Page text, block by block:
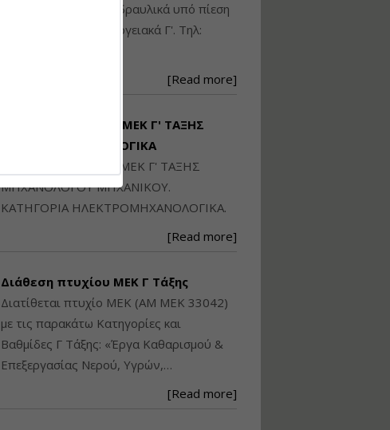
Μηχανικού: Η/Μ Γ', Υδραυλικά υπό πίεση
Β', Βιομηχανικά - Ενεργειακά Γ'. Τηλ:
[Read more]
ΔΙΑΤΙΘΕΤΑΙ ΠΤΥΧΙΟ ΜΕΚ Γ' ΤΑΞΗΣ
ΗΛΕΚΤΡΟΜΗΧΑΝΟΛΟΓΙΚΑ
ΔΙΑΤΙΘΕΤΑΙ ΠΤΥΧΙΟ ΜΕΚ Γ' ΤΑΞΗΣ
ΜΗΧΑΝΟΛΟΓΟΥ ΜΗΧΑΝΙΚΟΥ.
ΚΑΤΗΓΟΡΙΑ ΗΛΕΚΤΡΟΜΗΧΑΝΟΛΟΓΙΚΑ.
[Read more]
Διάθεση πτυχίου ΜΕΚ Γ Τάξης
Διατίθεται πτυχίο ΜΕΚ (ΑΜ ΜΕΚ 33042)
με τις παρακάτω Κατηγορίες και
Βαθμίδες Γ Τάξης: «Έργα Καθαρισμού &
Επεξεργασίας Νερού, Υγρών,…
[Read more]
Διηρημένης
Πολεοδομικού
Σχεδίου Δόμησης
Εισηγήτρια:
Τιμή από: €145.00
Διάρκεια: 8 ώρες